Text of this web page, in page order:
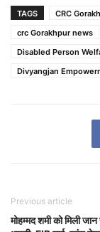
TAGS CRC
crc Gorakhpur news
Disabled Person
Divyangjan
Previous article
मोहम्मद शमी को मिली